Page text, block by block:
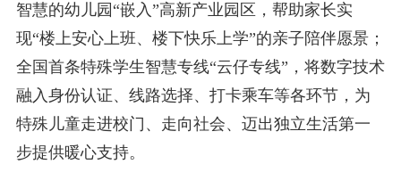
智慧的幼儿园“嵌入”高新产业园区，帮助家长实
现“楼上安心上班、楼下快乐上学”的亲子陪伴愿景；
全国首条特殊学生智慧专线“云仔专线”，将数字技术
融入身份认证、线路选择、打卡乘车等各环节，为
特殊儿童走进校门、走向社会、迈出独立生活第一
步提供暖心支持。